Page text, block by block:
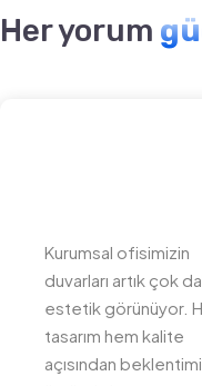
Her yorum
Kurumsal ofisimizin
duvarları artık çok
estetik görünüyor.
tasarım hem kalite
açısından